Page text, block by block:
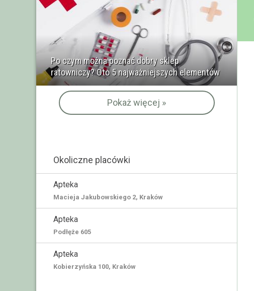
Po czym można poznać dobry sklep
ratowniczy? Oto 5 najważniejszych elementów
Pokaż więcej »
Okoliczne placówki
Apteka
Macieja Jakubowskiego 2, Kraków
Apteka
Podłęże 605
Apteka
Kobierzyńska 100, Kraków